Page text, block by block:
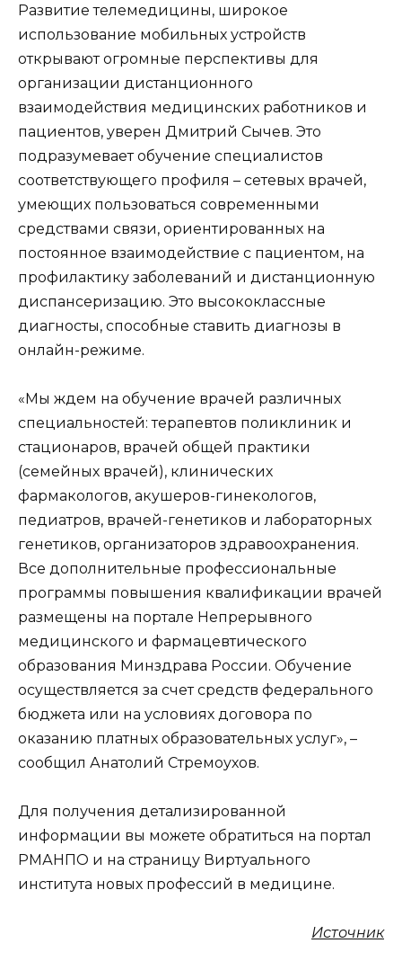
Развитие телемедицины, широкое
использование мобильных устройств
открывают огромные перспективы для
организации дистанционного
взаимодействия медицинских работников и
пациентов, уверен Дмитрий Сычев. Это
подразумевает обучение специалистов
соответствующего профиля – сетевых врачей,
умеющих пользоваться современными
средствами связи, ориентированных на
постоянное взаимодействие с пациентом, на
профилактику заболеваний и дистанционную
диспансеризацию. Это высококлассные
диагносты, способные ставить диагнозы в
онлайн-режиме.
«Мы ждем на обучение врачей различных
специальностей: терапевтов поликлиник и
стационаров, врачей общей практики
(семейных врачей), клинических
фармакологов, акушеров-гинекологов,
педиатров, врачей-генетиков и лабораторных
генетиков, организаторов здравоохранения.
Все дополнительные профессиональные
программы повышения квалификации врачей
размещены на портале Непрерывного
медицинского и фармацевтического
образования Минздрава России. Обучение
осуществляется за счет средств федерального
бюджета или на условиях договора по
оказанию платных образовательных услуг», –
сообщил Анатолий Стремоухов.
Для получения детализированной
информации вы можете обратиться на портал
РМАНПО и на страницу Виртуального
института новых профессий в медицине.
Источник